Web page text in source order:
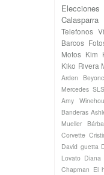
Elecciones
Calasparra
Telefonos
Barcos
Motos Kim
Kiko Rivera
Arden
Mercedes
Amy
Banderas
Mueller
Corvette
David guetta
Lovato Diana
Chapman El